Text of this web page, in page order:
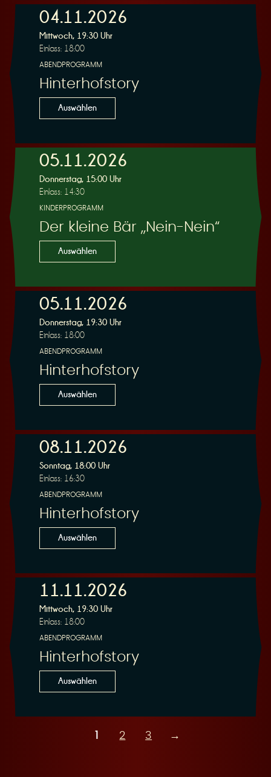
04.11.2026
Mittwoch, 19:30 Uhr
Einlass: 18:00
ABENDPROGRAMM
Hinterhofstory
Auswählen
05.11.2026
Donnerstag, 15:00 Uhr
Einlass: 14:30
KINDERPROGRAMM
Der kleine Bär „Nein-Nein“
Auswählen
05.11.2026
Donnerstag, 19:30 Uhr
Einlass: 18:00
ABENDPROGRAMM
Hinterhofstory
Auswählen
08.11.2026
Sonntag, 18:00 Uhr
Einlass: 16:30
ABENDPROGRAMM
Hinterhofstory
Auswählen
11.11.2026
Mittwoch, 19:30 Uhr
Einlass: 18:00
ABENDPROGRAMM
Hinterhofstory
Auswählen
2 3 →